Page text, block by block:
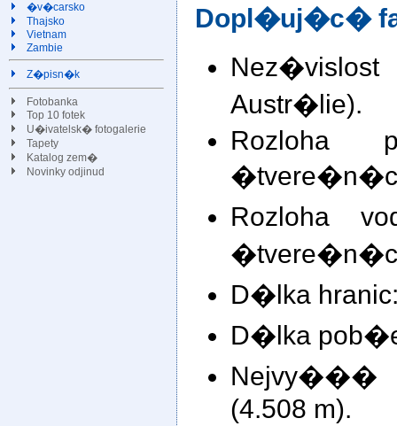
�v�carsko
Thajsko
Vietnam
Zambie
Z�pisn�k
Fotobanka
Top 10 fotek
U�ivatelsk� fotogalerie
Tapety
Katalog zem�
Novinky odjinud
Dopl�uj�c�
Austr�lie).
Rozloha
Rozloha
D�lka
D�lka
Nejvy���
(4.508 m).